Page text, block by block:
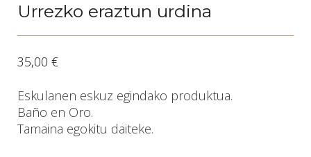
Urrezko eraztun urdina
35,00 €
Eskulanen eskuz egindako produktua.
Baño en Oro.
Tamaina egokitu daiteke.